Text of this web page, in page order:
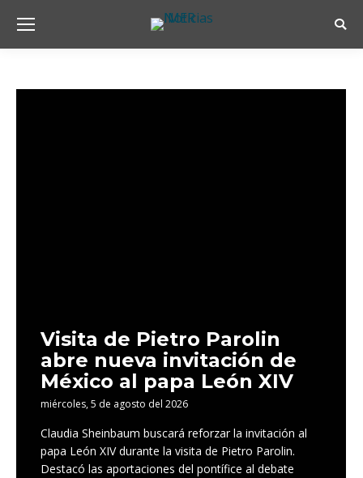
Visita de Pietro Parolin
abre nueva invitación de
México al papa León XIV
miércoles, 5 de agosto del 2026
Claudia Sheinbaum buscará reforzar la invitación al
papa León XIV durante la visita de Pietro Parolin.
Destacó las aportaciones del pontífice al debate